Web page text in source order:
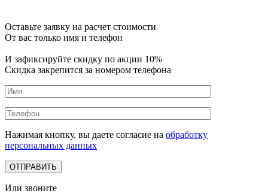
Оставьте заявку на расчет стоимости
От вас только имя и телефон
И зафиксируйте скидку по акции 10%
Скидка закрепится за номером телефона
Нажимая кнопку, вы даете согласие на обработку
персональных данных
Или звоните